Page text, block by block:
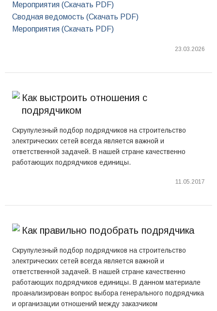
Мероприятия (Скачать PDF)
Сводная ведомость (Скачать PDF)
Мероприятия (Скачать PDF)
23.03.2026
Как выстроить отношения с
подрядчиком
Скрупулезный подбор подрядчиков на строительство
электрических сетей всегда является важной и
ответственной задачей. В нашей стране качественно
работающих подрядчиков единицы.
11.05.2017
Как правильно подобрать подрядчика
Скрупулезный подбор подрядчиков на строительство
электрических сетей всегда является важной и
ответственной задачей. В нашей стране качественно
работающих подрядчиков единицы. В данном материале
проанализирован вопрос выбора генерального подрядчика
и организации отношений между заказчиком